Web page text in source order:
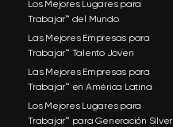
Los Mejores Lugares para
Trabajar™ del Mundo
Las Mejores Empresas para
Trabajar™ Talento Joven
Las Mejores Empresas para
Trabajar™ en América Latina
Los Mejores Lugares para
Trabajar™ para Generación Silver